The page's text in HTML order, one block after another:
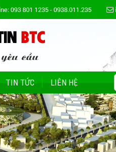
093 801 1235 - 0938.011.235
TIN TỨC LIÊN HỆ